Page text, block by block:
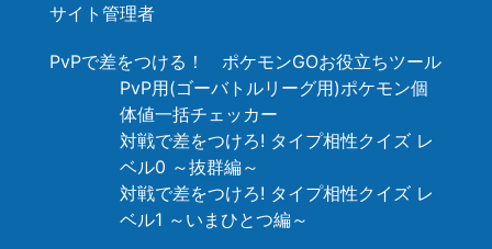
サイト管理者
PvPで差をつける！ ポケモンGOお役立ちツール
PvP用(ゴーバトルリーグ用)ポケモン個
体値一括チェッカー
対戦で差をつけろ! タイプ相性クイズ レ
ベル0 ～抜群編～
対戦で差をつけろ! タイプ相性クイズ レ
ベル1 ～いまひとつ編～